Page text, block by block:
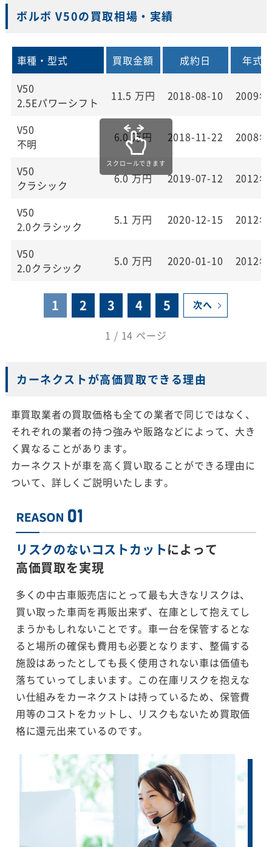
ボルボ V50の買取相場・実績
車種・型式 買取金額 成約日
年式
V50
2.5Eパワーシフト
11.5 万円 2018-08-10 2009年
V50
不明
6.0万円 2018-11-22 2008年
V50
クラシック
6.0万円 2019-07-12 2012年
V50
2.0クラシック
5.1 万円 2020-12-15 2012年
V50
2.0クラシック
5.0 万円 2020-01-10 2012年
1 2 3 4 5 次へ
1 / 14 ページ
カーネクストが高価買取できる理由
車買取業者の買取価格も全ての業者で同じではなく、
それぞれの業者の持つ強みや販路などによって、大き
く異なることがあります。
カーネクストが車を高く買い取ることができる理由に
ついて、詳しくご説明いたします。
リスクのないコストカットによって
高価買取を実現
多くの中古車販売店にとって最も大きなリスクは、
買い取った車両を再販出来ず、在庫として抱えてし
まうかもしれないことです。車一台を保管するとな
ると場所の確保も費用も必要となります、整備する
施設はあったとしても長く使用されない車は価値も
落ちていってしまいます。この在庫リスクを抱えな
い仕組みをカーネクストは持っているため、保管費
用等のコストをカットし、リスクもないため買取価
格に還元出来ているのです。